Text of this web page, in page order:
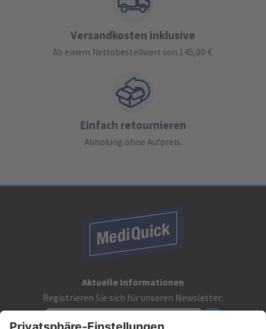
Versandkosten inklusive
Ab einem Nettobestellwert von 145,00 €.
Einfach retournieren
Abholung ohne Aufpreis.
Aktuelle Informationen
Registrieren Sie sich für unseren Newsletter: